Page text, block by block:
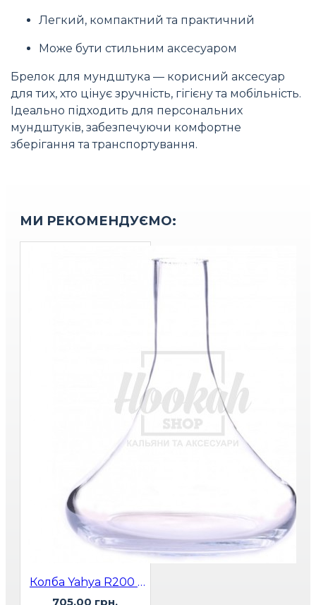
Легкий, компактний та практичний
Може бути стильним аксесуаром
Брелок для мундштука — корисний аксесуар
для тих, хто цінує зручність, гігієну та мобільність.
Ідеально підходить для персональних
мундштуків, забезпечуючи комфортне
зберігання та транспортування.
МИ РЕКОМЕНДУЄМО:
Колба Yahya R200 прозора
705.00 грн.